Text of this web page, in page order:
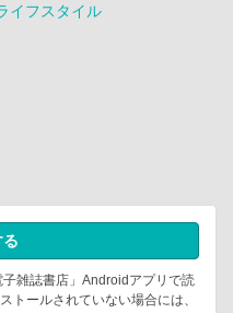
イフスタイル
る
雑誌書店」Androidアプリで読
トールされていない場合には、